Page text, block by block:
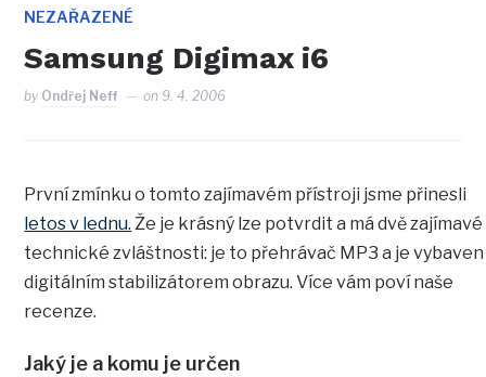
NAVIGATION
NEZAŘAZENÉ
Samsung Digimax i6
by Ondřej Neff on 9. 4. 2006
První zmínku o tomto zajímavém přístroji jsme přinesli
letos v lednu. Že je krásný lze potvrdit a má dvě zajímavé
technické zvláštnosti: je to přehrávač MP3 a je vybaven
digitálním stabilizátorem obrazu. Více vám poví naše
recenze.
Jaký je a komu je určen